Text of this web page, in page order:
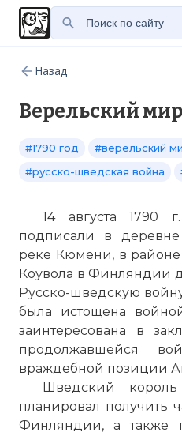
Назад
Верельский
#1790 год #верельский
#русско-шведская война
14 августа 1790
подписали в
реке Кюмени, в
Коувола в Финляндии
Русско-шведскую
была истощена
заинтересована в
продолжавшейся
враждебной позиции
Шведский
планировал получить
Финляндии, а также